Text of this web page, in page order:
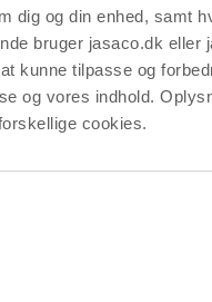
dig og din enhed, samt
bruger jasaco.dk eller
kunne tilpasse og
og vores indhold.
cookies.
Plast
Hvid
Æske/stk.
- 91 mm - Hvid
Bevægelsessensor